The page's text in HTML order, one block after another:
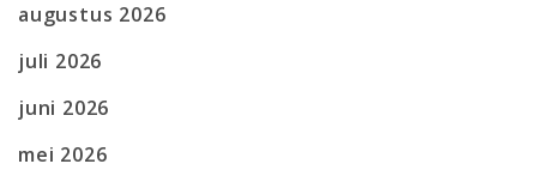
augustus 2026
juli 2026
juni 2026
mei 2026